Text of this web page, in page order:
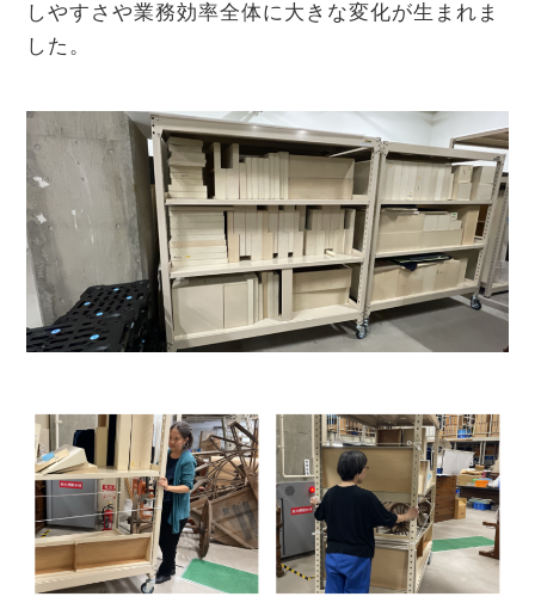
しやすさや業務効率全体に大きな変化が生まれま
した。